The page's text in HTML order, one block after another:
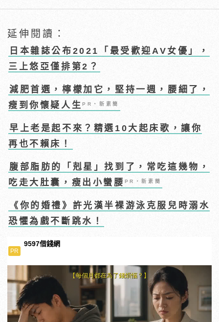
延伸閱讀：
日本雜誌公布2021「最受歡迎AV女優」，
三上悠亞僅排第2？
減肥首選，檸檬加它，堅持一週，腰細了，
瘦到你懷疑人生PR・新素簡
早上老是起不來？精選10大起床歌，讓你
再也不賴床！
腹部脂肪的「剋星」找到了，常吃這幾物，
吃走大肚囊，瘦出小蠻腰 PR・新素簡
《你的婚禮》許光漢半裸游泳克服兒時溺水
恐懼為戲不斷跳水！
PR
9597借錢網